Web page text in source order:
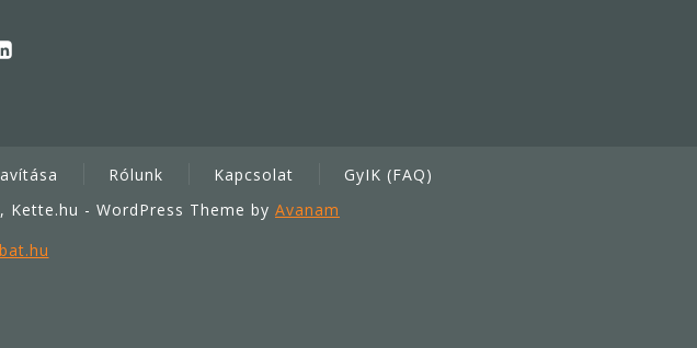
Rólunk Kapcsolat
GyIK (FAQ)
- WordPress Theme by Avanam